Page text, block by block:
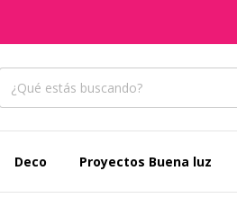
Deco Proyectos Buena luz